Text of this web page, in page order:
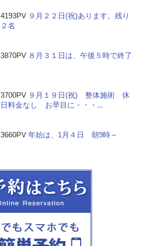
4193PV ９月２２日(祝)あります。残り
２名
3870PV ８月３１日は、午後５時で終了
3700PV ９月１９日(祝) 整体施術 休
日料金なし お早目に・・・...
3660PV年始は、1月４日 朝9時～